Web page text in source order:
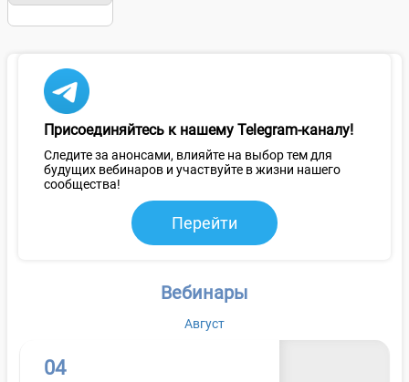
Присоединяйтесь к нашему Telegram-каналу!
Следите за анонсами, влияйте на выбор тем для
будущих вебинаров и участвуйте в жизни нашего
сообщества!
Перейти
Вебинары
Август
04